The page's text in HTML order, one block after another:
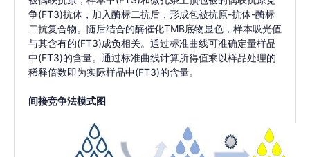
争(FT3)抗体，加入酶标二抗后，形成包被抗原-抗体-酶标
二抗复合物。随后结合的酶催化TMB底物显色，样本吸光值
与其含有的(FT3)成负相关。通过标准曲线可准确定量样品
中(FT3)的含量。通过标准曲线计算所得值乘以样品处理的
稀释倍数即为实际样品中(FT3)的含量。
间接竞争法模式图